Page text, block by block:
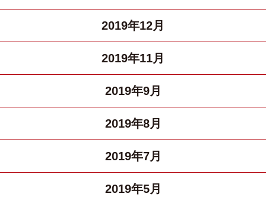
2019年12月
2019年11月
2019年9月
2019年8月
2019年7月
2019年5月